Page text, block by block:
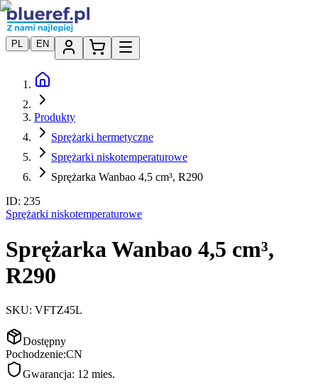
PL | EN
Produkty
Sprężarki hermetyczne
Sprężarki niskotemperaturowe
Sprężarka Wanbao 4,5 cm³, R290
ID: 235
Sprężarki niskotemperaturowe
Sprężarka Wanbao 4,5 cm³,
R290
SKU: VFTZ45L
Dostępny
Pochodzenie:CN
Gwarancja: 12 mies.